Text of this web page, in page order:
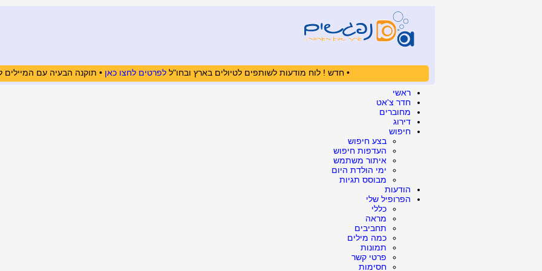
• חדש ! לוח מודעות לשותפים לטיולים בארץ ובחו"ללפרטים לחצו כאן • תוקנה הבעיה עם
ראשי
חדר צ'אט
מחוברים
דירוג
חיפוש
בצע חיפוש
העדפות חיפוש
איתור משתמש
ימי הולדת היום
מבוסס תגיות
הודעות
הפרופיל שלי
כללי
מראה
תחביבים
כמה מילים
תמונות
פרטי קשר
חסימות